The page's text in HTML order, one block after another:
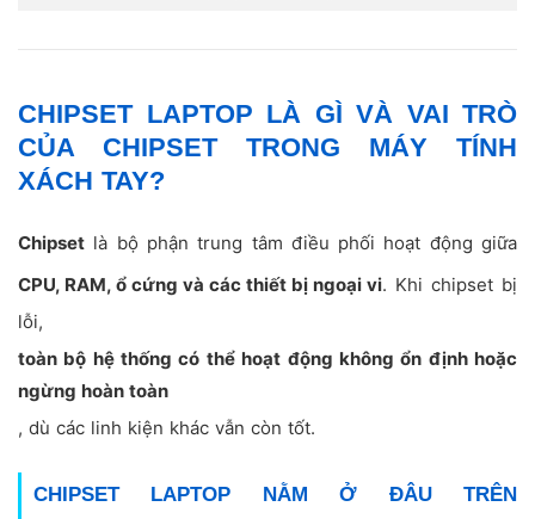
CHIPSET LAPTOP LÀ GÌ VÀ VAI TRÒ
CỦA CHIPSET TRONG MÁY TÍNH
XÁCH TAY?
Chipset là bộ phận trung tâm điều phối hoạt động giữa
CPU, RAM, ổ cứng và các thiết bị ngoại vi. Khi chipset bị
lỗi,
toàn bộ hệ thống có thể hoạt động không ổn định hoặc
ngừng hoàn toàn
, dù các linh kiện khác vẫn còn tốt.
CHIPSET LAPTOP NẰM Ở ĐÂU TRÊN